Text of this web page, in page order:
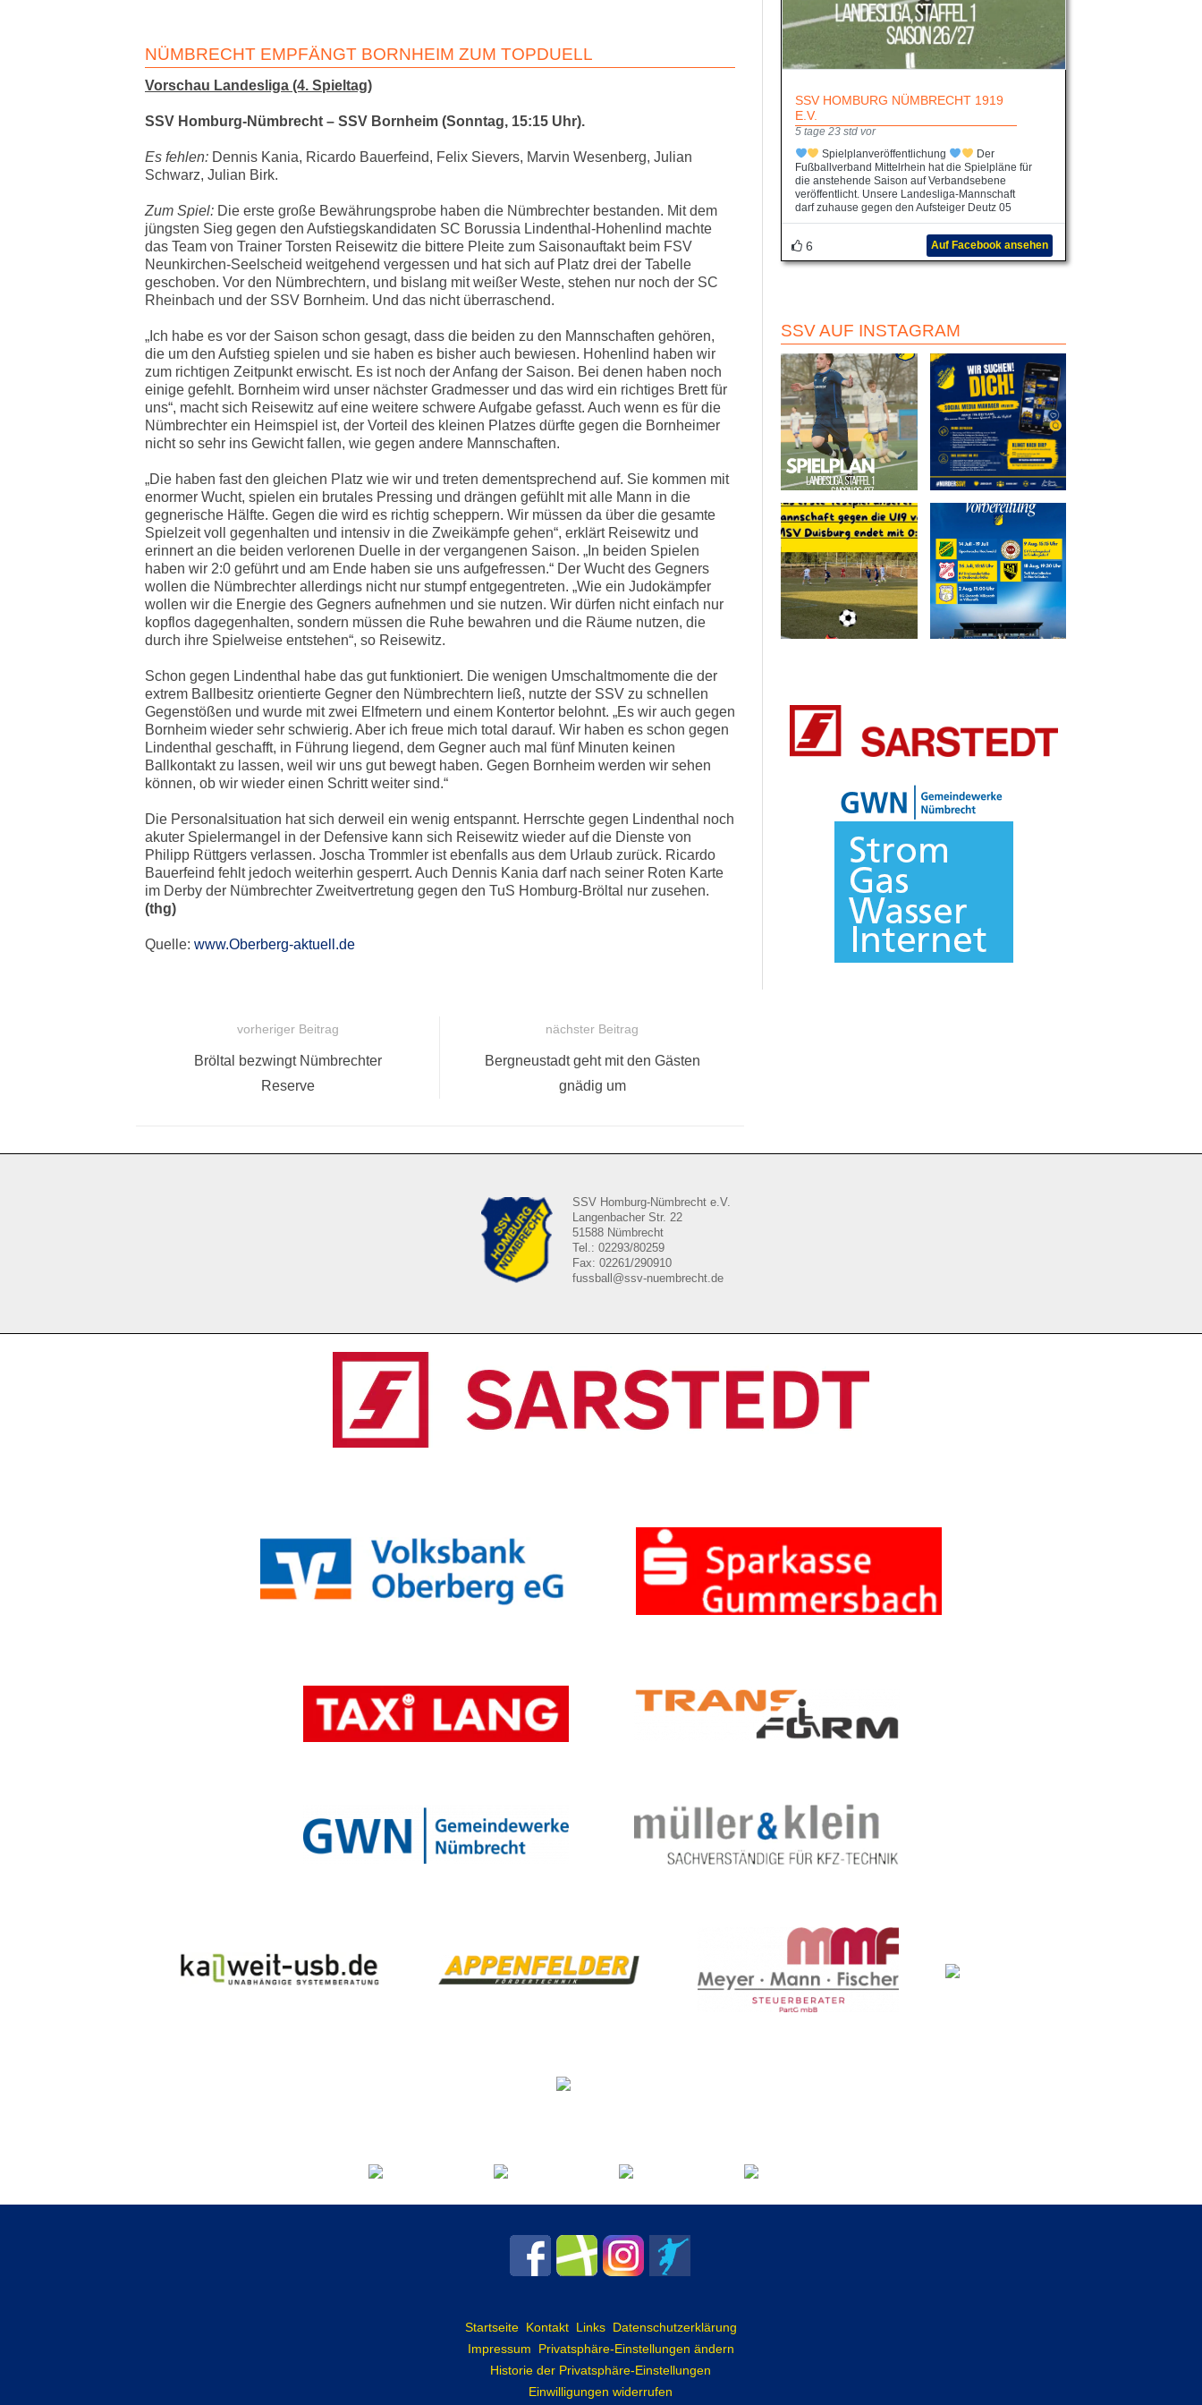
NÜMBRECHT EMPFÄNGT BORNHEIM ZUM TOPDUELL
Vorschau Landesliga (4. Spieltag)
SSV Homburg-Nümbrecht – SSV Bornheim (Sonntag, 15:15 Uhr).
Es fehlen: Dennis Kania, Ricardo Bauerfeind, Felix Sievers, Marvin Wesenberg, Julian
Schwarz, Julian Birk.
Zum Spiel: Die erste große Bewährungsprobe haben die Nümbrechter bestanden. Mit dem
jüngsten Sieg gegen den Aufstiegskandidaten SC Borussia Lindenthal-Hohenlind machte
das Team von Trainer Torsten Reisewitz die bittere Pleite zum Saisonauftakt beim FSV
Neunkirchen-Seelscheid weitgehend vergessen und hat sich auf Platz drei der Tabelle
geschoben. Vor den Nümbrechtern, und bislang mit weißer Weste, stehen nur noch der SC
Rheinbach und der SSV Bornheim. Und das nicht überraschend.
„Ich habe es vor der Saison schon gesagt, dass die beiden zu den Mannschaften gehören,
die um den Aufstieg spielen und sie haben es bisher auch bewiesen. Hohenlind haben wir
zum richtigen Zeitpunkt erwischt. Es ist noch der Anfang der Saison. Bei denen haben noch
einige gefehlt. Bornheim wird unser nächster Gradmesser und das wird ein richtiges Brett für
uns“, macht sich Reisewitz auf eine weitere schwere Aufgabe gefasst. Auch wenn es für die
Nümbrechter ein Heimspiel ist, der Vorteil des kleinen Platzes dürfte gegen die Bornheimer
nicht so sehr ins Gewicht fallen, wie gegen andere Mannschaften.
„Die haben fast den gleichen Platz wie wir und treten dementsprechend auf. Sie kommen mit
enormer Wucht, spielen ein brutales Pressing und drängen gefühlt mit alle Mann in die
gegnerische Hälfte. Gegen die wird es richtig scheppern. Wir müssen da über die gesamte
Spielzeit voll gegenhalten und intensiv in die Zweikämpfe gehen“, erklärt Reisewitz und
erinnert an die beiden verlorenen Duelle in der vergangenen Saison. „In beiden Spielen
haben wir 2:0 geführt und am Ende haben sie uns aufgefressen.“ Der Wucht des Gegners
wollen die Nümbrechter allerdings nicht nur stumpf entgegentreten. „Wie ein Judokämpfer
wollen wir die Energie des Gegners aufnehmen und sie nutzen. Wir dürfen nicht einfach nur
kopflos dagegenhalten, sondern müssen die Ruhe bewahren und die Räume nutzen, die
durch ihre Spielweise entstehen“, so Reisewitz.
Schon gegen Lindenthal habe das gut funktioniert. Die wenigen Umschaltmomente die der
extrem Ballbesitz orientierte Gegner den Nümbrechtern ließ, nutzte der SSV zu schnellen
Gegenstößen und wurde mit zwei Elfmetern und einem Kontertor belohnt. „Es wir auch gegen
Bornheim wieder sehr schwierig. Aber ich freue mich total darauf. Wir haben es schon gegen
Lindenthal geschafft, in Führung liegend, dem Gegner auch mal fünf Minuten keinen
Ballkontakt zu lassen, weil wir uns gut bewegt haben. Gegen Bornheim werden wir sehen
können, ob wir wieder einen Schritt weiter sind.“
Die Personalsituation hat sich derweil ein wenig entspannt. Herrschte gegen Lindenthal noch
akuter Spielermangel in der Defensive kann sich Reisewitz wieder auf die Dienste von
Philipp Rüttgers verlassen. Joscha Trommler ist ebenfalls aus dem Urlaub zurück. Ricardo
Bauerfeind fehlt jedoch weiterhin gesperrt. Auch Dennis Kania darf nach seiner Roten Karte
im Derby der Nümbrechter Zweitvertretung gegen den TuS Homburg-Bröltal nur zusehen.
(thg)
Quelle: www.Oberberg-aktuell.de
vorheriger Beitrag
Vorheriger
Bröltal bezwingt Nümbrechter
Reserve
nächster Beitrag
Nächster
Bergneustadt geht mit den Gästen
gnädig um
SSV HOMBURG NÜMBRECHT 1919
E.V.
5 tage 23 std vor
Spielplanveröffentlichung
Der
Fußballverband Mittelrhein hat die Spielpläne für
die anstehende Saison auf Verbandsebene
veröffentlicht. Unsere Landesliga-Mannschaft
darf zuhause gegen den Aufsteiger Deutz 05
6 Auf Facebook ansehen
SSV AUF INSTAGRAM
SSV Homburg-Nümbrecht e.V.
Langenbacher Str. 22
51588 Nümbrecht
Tel.: 02293/80259
Fax: 02261/290910
fussball@ssv-nuembrecht.de
Startseite Kontakt Links Datenschutzerklärung
Impressum
Privatsphäre-Einstellungen ändern
Historie der Privatsphäre-Einstellungen
Einwilligungen widerrufen